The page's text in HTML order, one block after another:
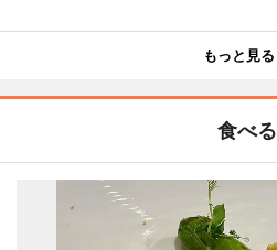
もっと見る
食べる